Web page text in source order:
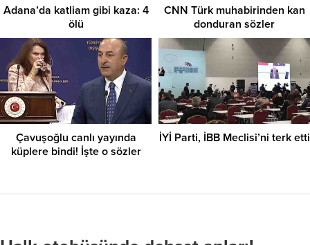
Adana’da katliam gibi kaza: 4
ölü
CNN Türk muhabirinden kan
donduran sözler
Çavuşoğlu canlı yayında
küplere bindi! İşte o sözler
İYİ Parti, İBB Meclisi’ni terk etti